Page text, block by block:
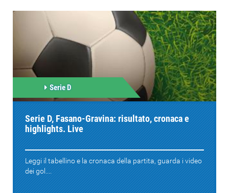
Serie D
Serie D, Fasano-Gravina: risultato, cronaca e
highlights. Live
Leggi il tabellino e la cronaca della partita, guarda i video
dei gol....